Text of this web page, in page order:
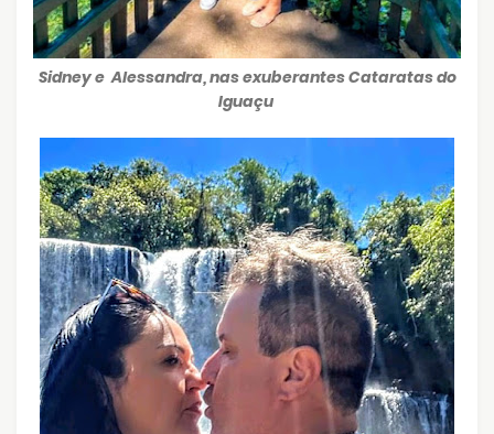
Sidney e Alessandra, nas exuberantes Cataratas do
Iguaçu